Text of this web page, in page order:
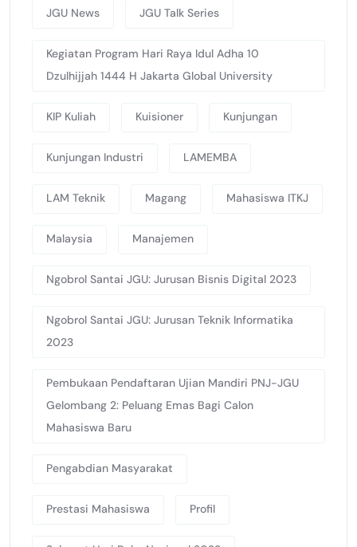
JGU News JGU Talk Series
Kegiatan Program Hari Raya Idul Adha 10
Dzulhijjah 1444 H Jakarta Global University
KIP Kuliah Kuisioner Kunjungan
Kunjungan Industri LAMEMBA
LAM Teknik Magang Mahasiswa ITKJ
Malaysia Manajemen
Ngobrol Santai JGU: Jurusan Bisnis Digital 2023
Ngobrol Santai JGU: Jurusan Teknik Informatika
2023
Pembukaan Pendaftaran Ujian Mandiri PNJ-JGU
Gelombang 2: Peluang Emas Bagi Calon
Mahasiswa Baru
Pengabdian Masyarakat
Prestasi Mahasiswa Profil